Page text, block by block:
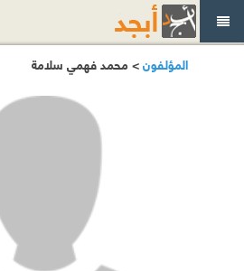
المؤلفون> محمد فهمي سلامة